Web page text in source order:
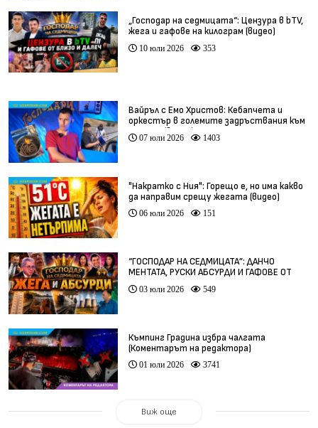
„Господар на седмицата“: Цензура в bTV,
жега и гафове на килограм (видео)
10 юли 2026 353
Вайръл с Емо Христов: Кебапчета и
оркестър в големите задръствания към
морето (видео)
07 юли 2026 1403
"Накратко с Ния": Горещо е, но има какво
да направим срещу жегата (видео)
06 юли 2026 151
“ГОСПОДАР НА СЕДМИЦАТА”: ДАНЧО
МЕНТАТА, РУСКИ АБСУРДИ И ГАФОВЕ ОТ
ЦЯЛ СВЯТ
03 юли 2026 549
Къмпинг Градина избра чалгата
(Коментарът на редактора)
01 юли 2026 3741
Виж още